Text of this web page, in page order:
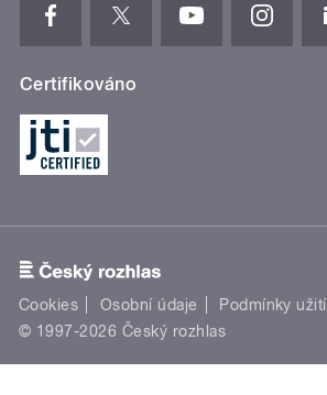
Certifikováno
Cookies Osobní údaje Podmínky užití
© 1997-2026 Český rozhlas